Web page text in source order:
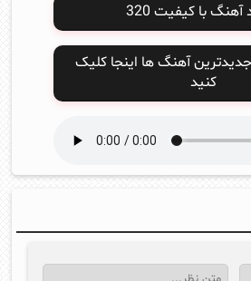
آهنگ با کیفیت 320
آهنگ ها اینجا کلیک
کنید